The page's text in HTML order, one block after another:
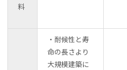
料
・耐候性と寿
命の長さより
大規模建築に